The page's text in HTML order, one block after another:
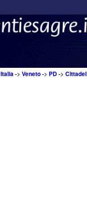
Italia-> Veneto-> PD->